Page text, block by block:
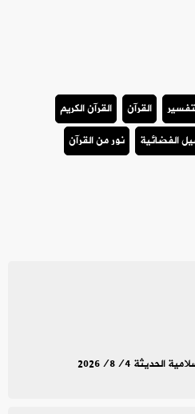
القرآن
القرآن الكريم
الفضائية نور من القرآن
2026/8/4